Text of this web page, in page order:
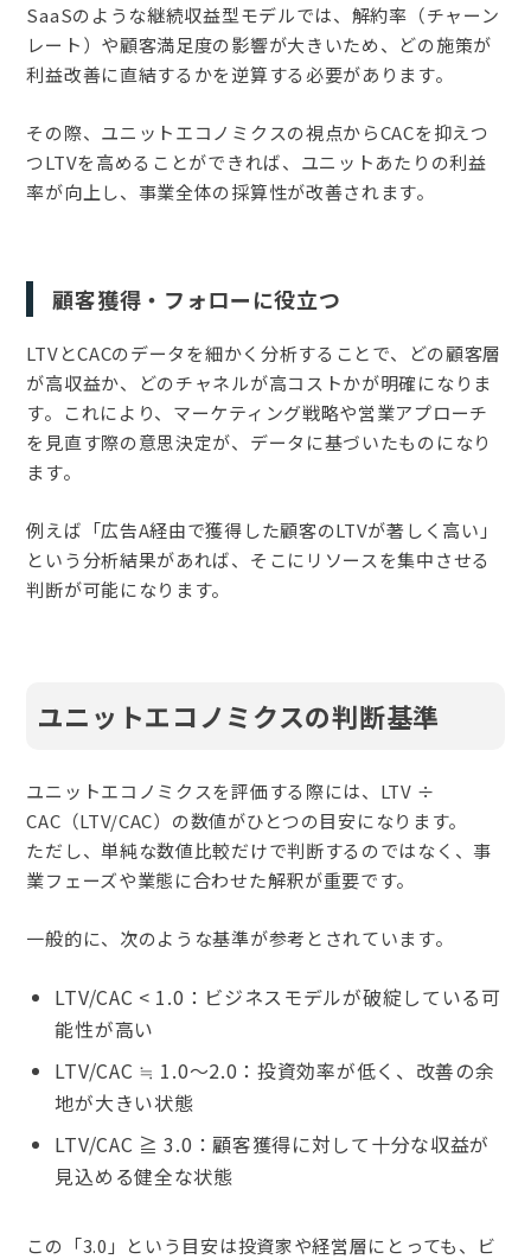
SaaSのような継続収益型モデルでは、解約率（チャーン
レート）や顧客満足度の影響が大きいため、どの施策が
利益改善に直結するかを逆算する必要があります。
その際、ユニットエコノミクスの視点からCACを抑えつ
つLTVを高めることができれば、ユニットあたりの利益
率が向上し、事業全体の採算性が改善されます。
顧客獲得・フォローに役立つ
LTVとCACのデータを細かく分析することで、どの顧客層
が高収益か、どのチャネルが高コストかが明確になりま
す。これにより、マーケティング戦略や営業アプローチ
を見直す際の意思決定が、データに基づいたものになり
ます。
例えば「広告A経由で獲得した顧客のLTVが著しく高い」
という分析結果があれば、そこにリソースを集中させる
判断が可能になります。
ユニットエコノミクスの判断基準
ユニットエコノミクスを評価する際には、LTV ÷
CAC（LTV/CAC）の数値がひとつの目安になります。
ただし、単純な数値比較だけで判断するのではなく、事
業フェーズや業態に合わせた解釈が重要です。
一般的に、次のような基準が参考とされています。
LTV/CAC < 1.0：ビジネスモデルが破綻している可
能性が高い
LTV/CAC ≒ 1.0〜2.0：投資効率が低く、改善の余
地が大きい状態
LTV/CAC ≧ 3.0：顧客獲得に対して十分な収益が
見込める健全な状態
この「3.0」という目安は投資家や経営層にとっても、ビ